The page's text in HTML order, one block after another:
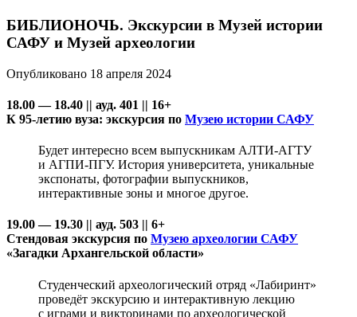
БИБЛИОНОЧЬ. Экскурсии в Музей истории
САФУ и Музей археологии
Опубликовано 18 апреля 2024
18.00 — 18.40 || ауд. 401 || 16+
К 95-летию вуза: экскурсия по Музею истории САФУ
Будет интересно всем выпускникам АЛТИ-АГТУ
и АГПИ-ПГУ. История университета, уникальные
экспонаты, фотографии выпускников,
интерактивные зоны и многое другое.
19.00 — 19.30 || ауд. 503 || 6+
Стендовая экскурсия по Музею археологии САФУ
«Загадки Архангельской области»
Студенческий археологический отряд «Лабиринт»
проведёт экскурсию и интерактивную лекцию
с играми и викторинами по археологической